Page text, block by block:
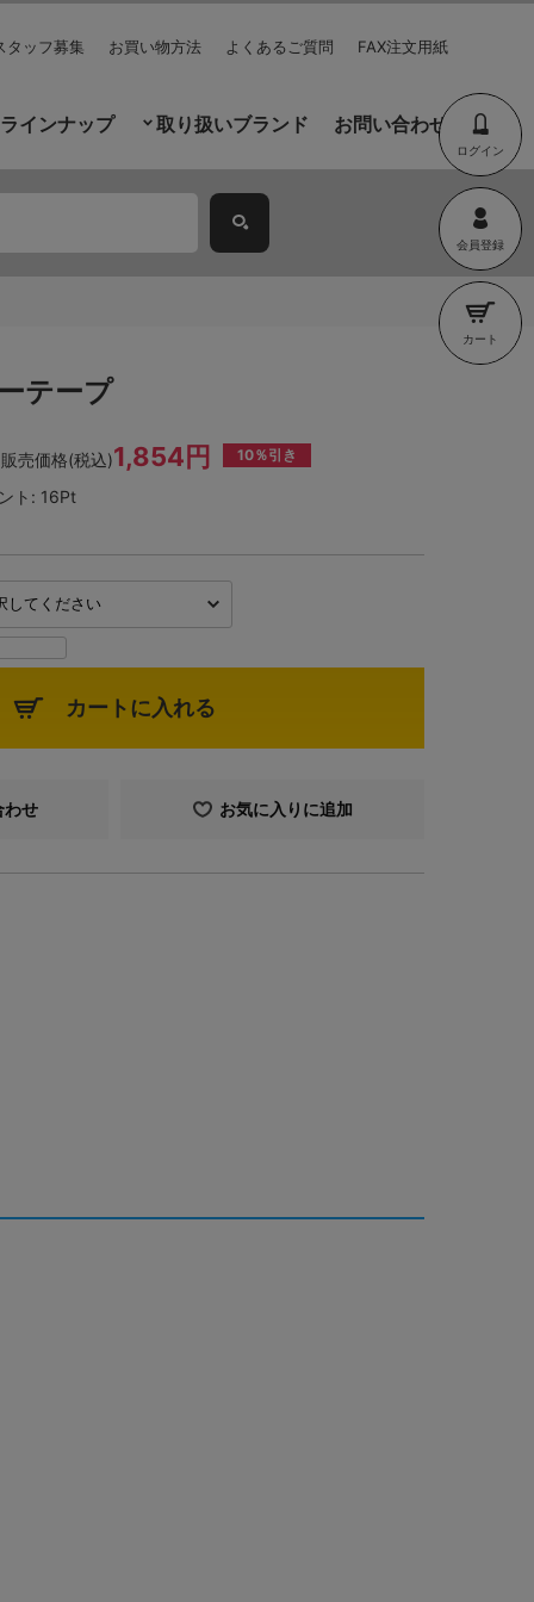
タッフ募集 お買い物方法 よくあるご質問 FAX注文用紙
ログイン
会員登録
カート
インナップ 取り扱いブランド お問い合わせ
テープ
販売価格(税込)1,854円 10％引き
ト: 16Pt
カートに入れる
わせ お気に入りに追加